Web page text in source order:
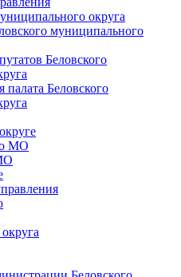
округа
муниципального
Беловского
палата Беловского
МО